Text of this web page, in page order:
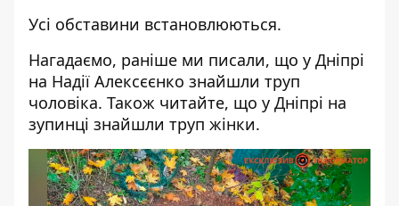
Усі обставини встановлюються.
Нагадаємо, раніше ми писали, що у Дніпрі
на Надії Алексєєнко знайшли труп
чоловіка. Також читайте, що у Дніпрі на
зупинці знайшли труп жінки.